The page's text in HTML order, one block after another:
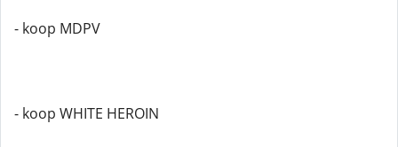
- koop MDPV
- koop WHITE HEROIN